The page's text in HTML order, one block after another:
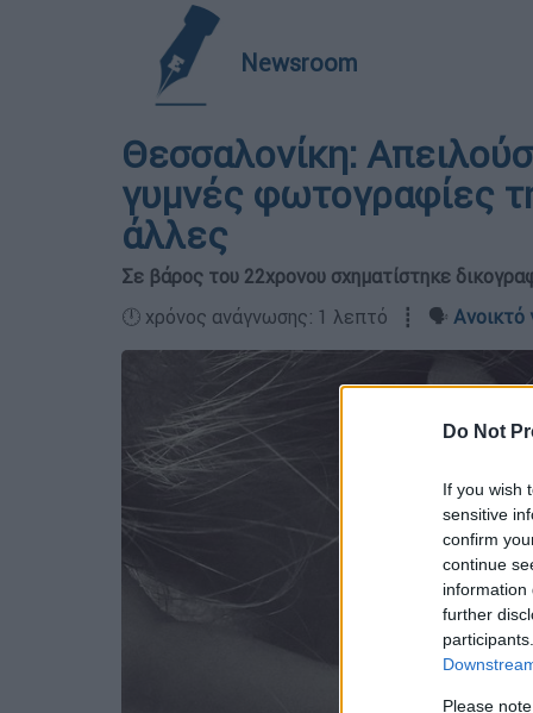
Do Not
If you wish
sensitive
confirm
continue
information
further
Please
Newsroom
Θεσσαλονίκη:
γυμνές φωτογραφίες
άλλες
Σε βάρος του 22χρονου σχηματίστηκε
🕛 χρόνος ανάγνωσης: 1 λεπτό ┋ 🗣️ Ανοικτό